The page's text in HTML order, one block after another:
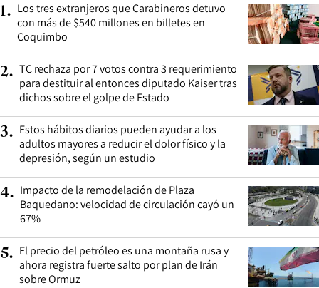
1. Los tres extranjeros que Carabineros detuvo
con más de $540 millones en billetes en
Coquimbo
2. TC rechaza por 7 votos contra 3 requerimiento
para destituir al entonces diputado Kaiser tras
dichos sobre el golpe de Estado
3. Estos hábitos diarios pueden ayudar a los
adultos mayores a reducir el dolor físico y la
depresión, según un estudio
4. Impacto de la remodelación de Plaza
Baquedano: velocidad de circulación cayó un
67%
5. El precio del petróleo es una montaña rusa y
ahora registra fuerte salto por plan de Irán
sobre Ormuz